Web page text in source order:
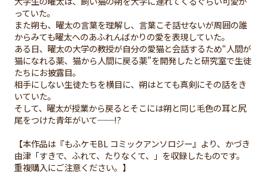
っていた。
また朔も、曜太の言葉を理解し、言葉こそ話せないが周囲の誰
からみても曜太へのあふれんばかりの愛を表現していた。
ある日、曜太の大学の教授が自分の愛猫と会話するため“人間が
猫になれる薬、猫から人間に戻る薬”を開発したと研究室で生徒
たちにお披露目。
相手にしない生徒たちを横目に、朔はとても真剣にその話をき
いていた。
そして、曜太が授業から戻るとそこには朔と同じ毛色の耳と尻
尾をつけた青年がいて──!?
【本作品は『もふケモBL コミックアンソロジー』より、かづき
由津「すきで、ふれて、たりなくて、」を収録したものです。
重複購入にご注意ください。】